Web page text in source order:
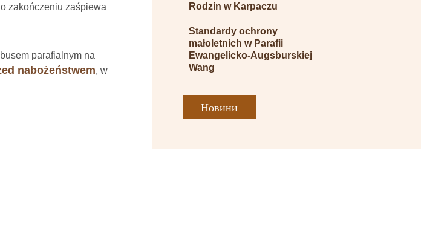
zakończeniu zaśpiewa
parafialnym na
nabożeństwem, w
Rodzin w Karpaczu
Standardy ochrony
małoletnich w Parafii
Ewangelicko-Augsburskiej
Wang
Новини